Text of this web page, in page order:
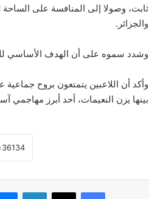
ثابت، وصولا إلى المنافسة على الساحة
والجزائر.
وشدد سموه على أن الهدف الأساسي
وأكد أن اللاعبين يتمتعون بروح
بينها يزن النعيمات، أحد أبرز مهاجمي
فيسبوك لينكدإن